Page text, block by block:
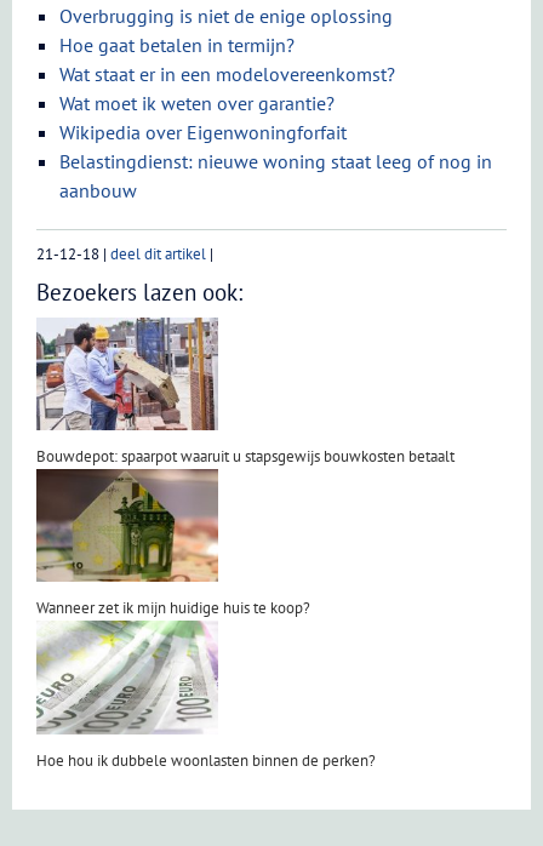
Overbrugging is niet de enige oplossing
Hoe gaat betalen in termijn?
Wat staat er in een modelovereenkomst?
Wat moet ik weten over garantie?
Wikipedia over Eigenwoningforfait
Belastingdienst: nieuwe woning staat leeg of nog in
aanbouw
21-12-18 | deel dit artikel |
Bezoekers lazen ook:
Bouwdepot: spaarpot waaruit u stapsgewijs bouwkosten betaalt
Wanneer zet ik mijn huidige huis te koop?
Hoe hou ik dubbele woonlasten binnen de perken?